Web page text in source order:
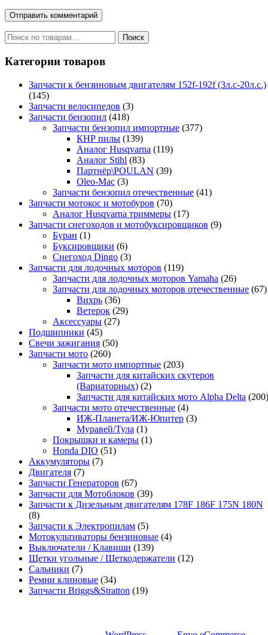
Искать: Поиск
Категории товаров
Запчасти к бензиновым двигателям 152f-192f (3л.с-20л.с.)
(145)
Запчасти велосипедов (3)
Запчасти бензопил (418)
Запчасти бензопил импортные (377)
КНР пилы (139)
Аналог Husqvarna (119)
Аналог Stihl (83)
Партнёр\POULAN (39)
Oleo-Mac (3)
Запчасти бензопил отечественные (41)
Запчасти мотокос и мотобуров (70)
Аналог Husqvarna триммеры (17)
Запчасти снегоходов и мотобуксировщиков (9)
Буран (1)
Буксировщики (6)
Снегоход Dingo (3)
Запчасти для лодочных моторов (119)
Запчасти для лодочных моторов Yamaha (26)
Запчасти для лодочных моторов отечественные (67)
Вихрь (36)
Ветерок (29)
Аксессуары (27)
Подшипники (45)
Свечи зажигания (50)
Запчасти мото (260)
Запчасти мото импортные (203)
Запчасти для китайских скутеров
(Вариаторных) (2)
Запчасти для китайских мото Alpha Delta (200)
Запчасти мото отечественные (4)
ИЖ-Планета/ИЖ-Юпитер (3)
Муравей/Тула (1)
Покрышки и камеры (1)
Honda DIO (51)
Аккумуляторы (7)
Двигателя (7)
Запчасти Генераторов (67)
Запчасти для Мотоблоков (39)
Запчасти к Дизельным двигателям 178F 186F 175N 180N
(8)
Запчасти к Электропилам (5)
Мотокультиваторы бензиновые (4)
Выключатели / Клавиши (139)
Щетки угольные / Щеткодержатели (12)
Сальники (7)
Ремни клиновые (34)
Запчасти Briggs&Stratton (19)